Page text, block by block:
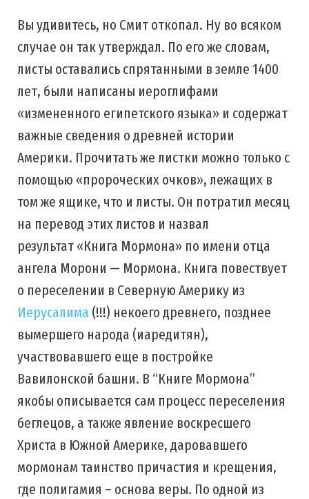
Вы удивитесь, но Смит откопал. Ну во всяком
случае он так утверждал. По его же словам,
листы оставались спрятанными в земле 1400
лет, были написаны иероглифами
«измененного египетского языка» и содержат
важные сведения о древней истории
Америки. Прочитать же листки можно только с
помощью «пророческих очков», лежащих в
том же ящике, что и листы. Он потратил месяц
на перевод этих листов и назвал
результат «Книга Мормона» по имени отца
ангела Морони — Мормона. Книга повествует
о переселении в Северную Америку из
Иерусалима (!!!) некоего древнего, позднее
вымершего народа (иаредитян),
участвовавшего еще в постройке
Вавилонской башни. В “Книге Мормона”
якобы описывается сам процесс переселения
беглецов, а также явление воскресшего
Христа в Южной Америке, даровавшего
мормонам таинство причастия и крещения,
где полигамия – основа веры. По одной из